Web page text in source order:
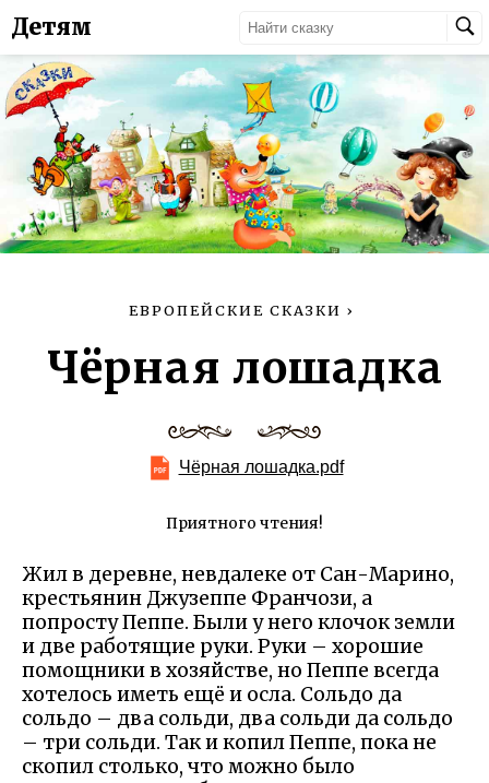
Детям
ЕВРОПЕЙСКИЕ СКАЗКИ ›
Чёрная лошадка
Чёрная лошадка.pdf
Приятного чтения!
Жил в деревне, невдалеке от Сан-Марино,
крестьянин Джузеппе Франчози, а
попросту Пеппе. Были у него клочок земли
и две работящие руки. Руки – хорошие
помощники в хозяйстве, но Пеппе всегда
хотелось иметь ещё и осла. Сольдо да
сольдо – два сольди, два сольди да сольдо
– три сольди. Так и копил Пеппе, пока не
скопил столько, что можно было